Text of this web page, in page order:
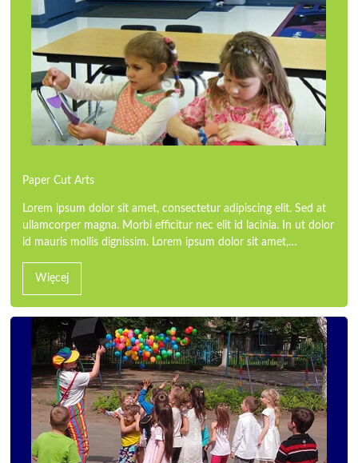
Paper Cut Arts
Lorem ipsum dolor sit amet, consectetur adipiscing elit. Sed at
ullamcorper magna. Morbi efficitur nec elit id lacinia. In ut dolor
id mauris mollis dignissim. Lorem ipsum dolor sit amet,…
Więcej